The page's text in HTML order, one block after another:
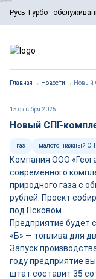
Русь-Турбо -
ООО «Русь-Турбо»
турбин,
техническим
работают на
металлургических и
Реклама. ООО
Главная → Новости → Новый
15 октября 2025
Новый СПГ-
газ малотоннажный
Компания ООО
современного
природного газа с
рублей. Проект
под Псковом.
Предприятие будет
«Б» — топлива для
Запуск
году предприятие
штат составит 35